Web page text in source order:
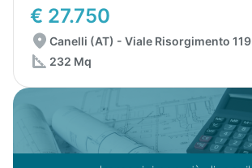
€ 27.750
Canelli (AT) - Viale Risorgimento 119
232 Mq